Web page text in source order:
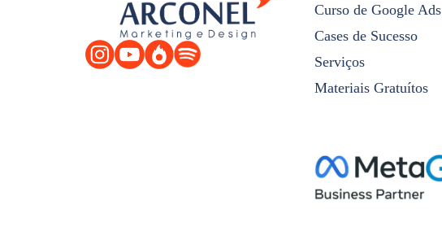
Curso de Google Ads
Cases de Sucesso
Serviços
Materiais Gratuítos